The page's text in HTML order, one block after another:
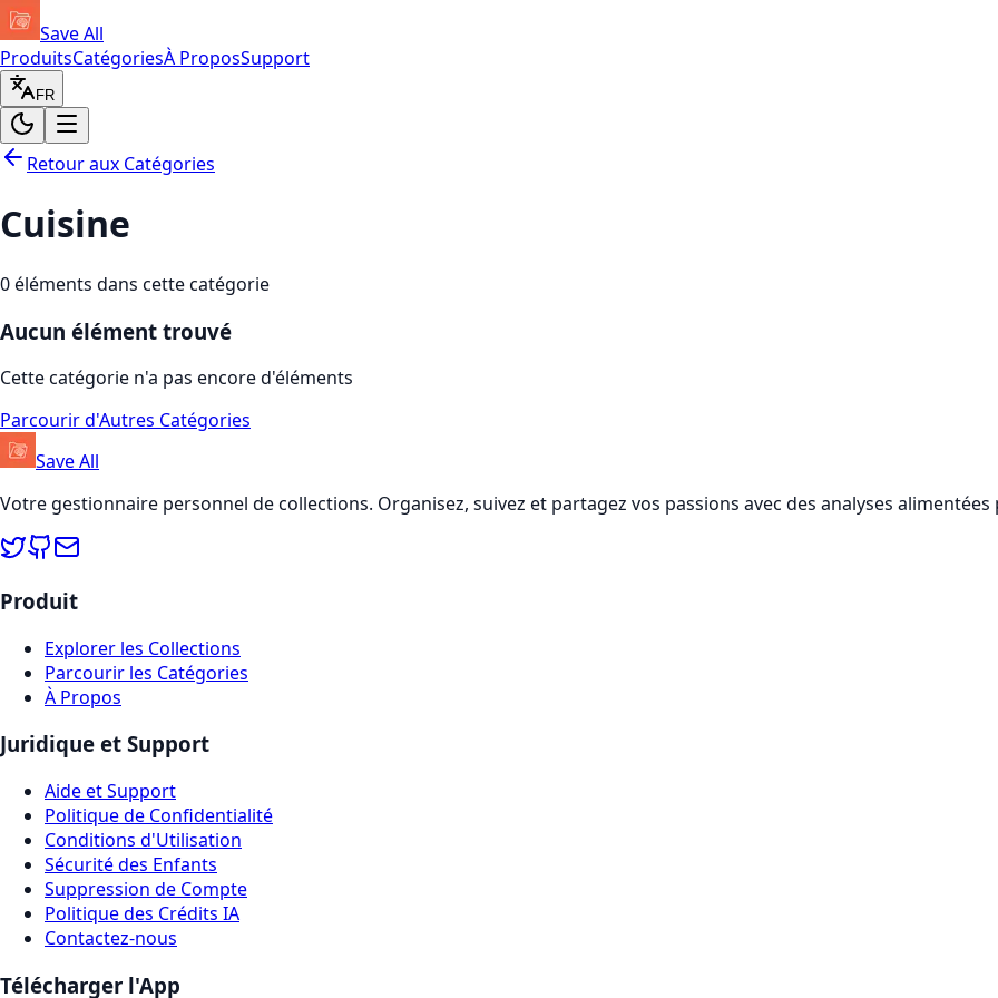
Save All
ProduitsCatégoriesÀ ProposSupport
FR
Retour aux Catégories
Cuisine
0éléments dans cette catégorie
Aucun élément trouvé
Cette catégorie n'a pas encore d'éléments
Parcourir d'Autres Catégories
Save All
Votre gestionnaire personnel de collections. Organisez, suivez et partagez vos passions avec des analyses alimentées
Produit
Explorer les Collections
Parcourir les Catégories
À Propos
Juridique et Support
Aide et Support
Politique de Confidentialité
Conditions d'Utilisation
Sécurité des Enfants
Suppression de Compte
Politique des Crédits IA
Contactez-nous
Télécharger l'App